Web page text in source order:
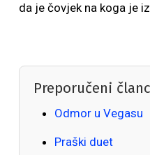
da je čovjek na koga je
Preporučeni
Odmor u Vegasu
Praški duet